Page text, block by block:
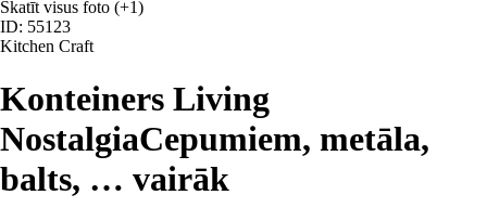
Skatīt visus foto (+1)
ID: 55123
Kitchen Craft
Konteiners Living
NostalgiaCepumiem, metāla,
balts, … vairāk